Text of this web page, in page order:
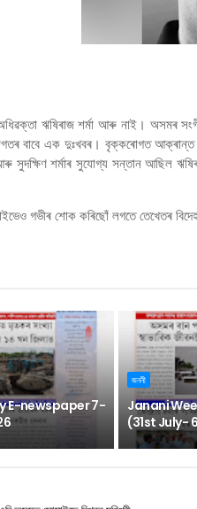
অধিৱক্তা ঋষিৰাজ শৰ্মা আৰু নাই। অসমৰ
বাবে এক দুঃখবৰ। বৃক্কৰোগত আক্ৰান্ত
আৰু সুদক্ষিণ শৰ্মাৰ সুযোগ্য সন্তান আছিল
গভীৰ শোক কৰিছোঁ লগতে তেখেতৰ
E-newspaper 7-
জননী
Janani
(31st July-